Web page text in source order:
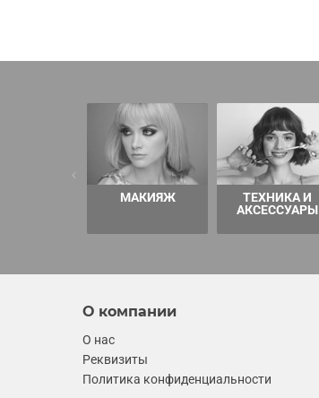
МАКИЯЖ
ТЕХНИКА И
АКСЕССУАРЫ
О компании
О нас
Реквизиты
Политика конфиденциальности